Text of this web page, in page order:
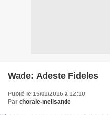
Wade: Adeste Fideles
Publié le 15/01/2016 à 12:10
Par chorale-melisande